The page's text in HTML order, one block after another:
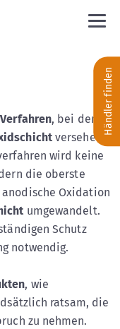
Händler finden
, bei dem
versehen
wird keine
die oberste
Oxidation
umgewandelt.
Schutz
notwendig.
, wie
ratsam, die
zu nehmen.